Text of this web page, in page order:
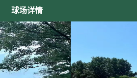
球场详情